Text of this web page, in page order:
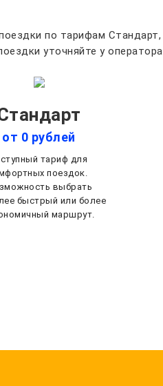
по тарифам
уточняйте у
от 0 рублей
тариф для
поездок.
выбрать
быстрый или более
маршрут.